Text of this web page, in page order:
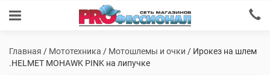
Главная / Мототехника / Мотошлемы и очки / Ирокез на шлем
.HELMET MOHAWK PINK на липучке